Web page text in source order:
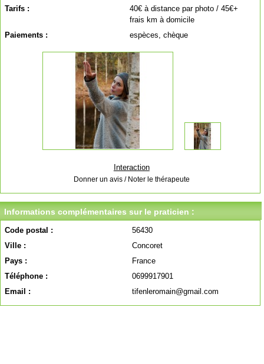
Tarifs :
40€ à distance par photo / 45€+
frais km à domicile
Paiements :
espèces, chèque
Interaction
Donner un avis / Noter le thérapeute
Informations complémentaires sur le praticien :
Code postal :
56430
Ville :
Concoret
Pays :
France
Téléphone :
0699917901
Email :
tifenleromain@gmail.com